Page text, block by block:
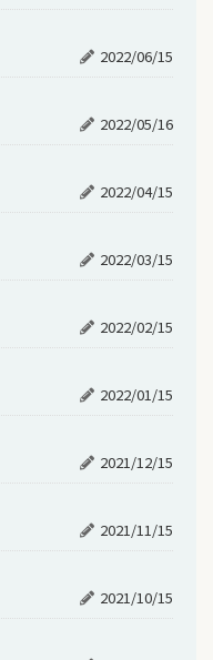
2022/06/15
2022/05/16
2022/04/15
2022/03/15
2022/02/15
2022/01/15
2021/12/15
2021/11/15
2021/10/15